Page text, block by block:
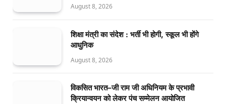
August 8, 2026
शिक्षा मंत्री का संदेश : भर्ती भी होगी, स्कूल भी होंगे
आधुनिक
August 8, 2026
विकसित भारत–जी राम जी अधिनियम के प्रभावी
क्रियान्वयन को लेकर पंच सम्मेलन आयोजित